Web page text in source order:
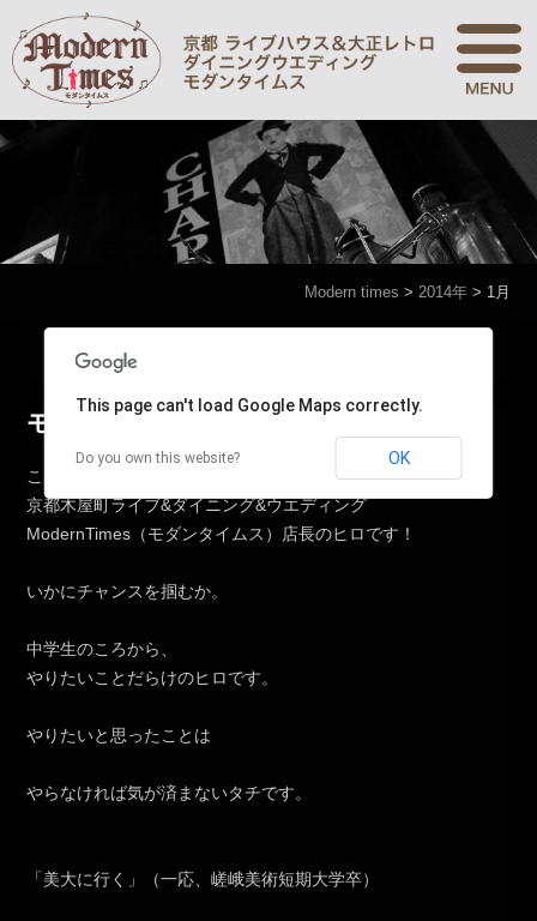
Modern times > 2014年> 1月
モダンタイムス軽音部
こんばんは～～
京都木屋町ライブ&ダイニング&ウエディング
ModernTimes（モダンタイムス）店長のヒロです！
いかにチャンスを掴むか。
中学生のころから、
やりたいことだらけのヒロです。
やりたいと思ったことは
やらなければ気が済まないタチです。
「美大に行く」（一応、嵯峨美術短期大学卒）
This page can't load Google Maps correctly.
Do you own this website? OK